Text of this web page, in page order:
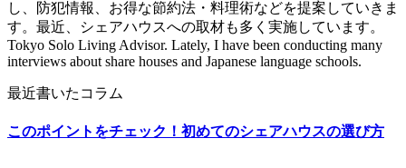
し、防犯情報、お得な節約法・料理術などを提案していきま
す。最近、シェアハウスへの取材も多く実施しています。
Tokyo Solo Living Advisor. Lately, I have been conducting many
interviews about share houses and Japanese language schools.
最近書いたコラム
このポイントをチェック！初めてのシェアハウスの選び方